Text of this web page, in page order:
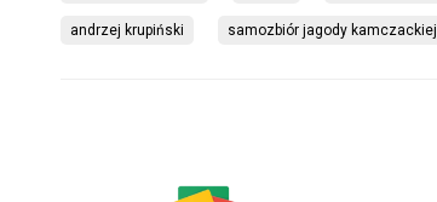
andrzej krupiński samozbiór jagody kamczackiej